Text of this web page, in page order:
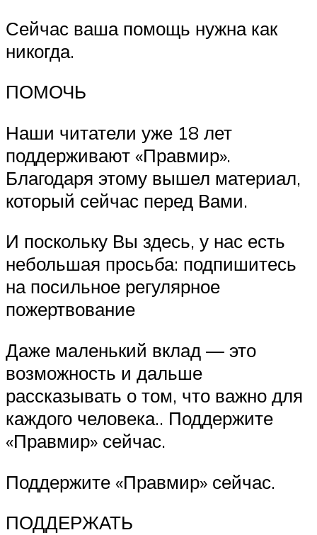
Сейчас ваша помощь нужна как
никогда.
ПОМОЧЬ
Наши читатели уже 18 лет
поддерживают «Правмир».
Благодаря этому вышел материал,
который сейчас перед Вами.
И поскольку Вы здесь, у нас есть
небольшая просьба: подпишитесь
на посильное регулярное
пожертвование
Даже маленький вклад — это
возможность и дальше
рассказывать о том, что важно для
каждого человека.. Поддержите
«Правмир» сейчас.
Поддержите «Правмир» сейчас.
ПОДДЕРЖАТЬ